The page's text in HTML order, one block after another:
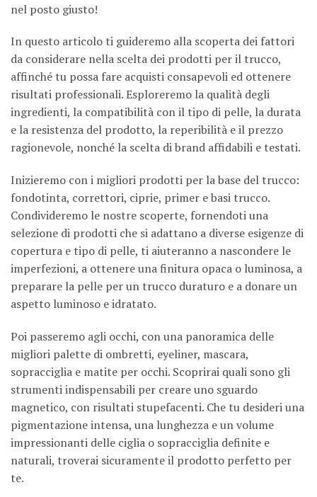
nel posto giusto!
In questo articolo ti guideremo alla scoperta dei fattori
da considerare nella scelta dei prodotti per il trucco,
affinché tu possa fare acquisti consapevoli ed ottenere
risultati professionali. Esploreremo la qualità degli
ingredienti, la compatibilità con il tipo di pelle, la durata
e la resistenza del prodotto, la reperibilità e il prezzo
ragionevole, nonché la scelta di brand affidabili e testati.
Inizieremo con i migliori prodotti per la base del trucco:
fondotinta, correttori, ciprie, primer e basi trucco.
Condivideremo le nostre scoperte, fornendoti una
selezione di prodotti che si adattano a diverse esigenze di
copertura e tipo di pelle, ti aiuteranno a nascondere le
imperfezioni, a ottenere una finitura opaca o luminosa, a
preparare la pelle per un trucco duraturo e a donare un
aspetto luminoso e idratato.
Poi passeremo agli occhi, con una panoramica delle
migliori palette di ombretti, eyeliner, mascara,
sopracciglia e matite per occhi. Scoprirai quali sono gli
strumenti indispensabili per creare uno sguardo
magnetico, con risultati stupefacenti. Che tu desideri una
pigmentazione intensa, una lunghezza e un volume
impressionanti delle ciglia o sopracciglia definite e
naturali, troverai sicuramente il prodotto perfetto per
te.